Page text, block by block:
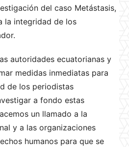
del caso Metástasis,
la integridad de los
autoridades ecuatorianas y
medidas inmediatas para
de los periodistas
a fondo estas
un llamado a la
y a las organizaciones
humanos para que se